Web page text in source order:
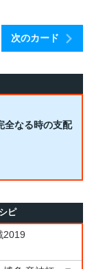
次のカード
全なる時の支配
ピ
2019